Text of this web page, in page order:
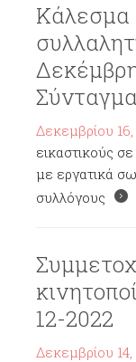
Κάλεσμα
Σύνταγμα
Δεκεμβρίου 16,
εικαστικούς
με εργατικά
συλλόγους
12-2022
Δεκεμβρίου 14,